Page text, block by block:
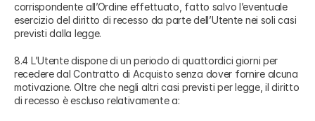
corrispondente all’Ordine effettuato, fatto salvo l’eventuale
esercizio del diritto di recesso da parte dell’Utente nei soli casi
previsti dalla legge.
8.4 L’Utente dispone di un periodo di quattordici giorni per
recedere dal Contratto di Acquisto senza dover fornire alcuna
motivazione. Oltre che negli altri casi previsti per legge, il diritto
di recesso è escluso relativamente a: